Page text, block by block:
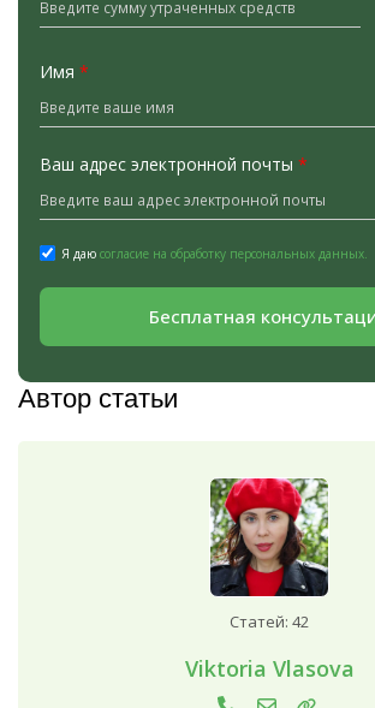
Имя *
Ваш адрес электронной почты *
Я даю согласие на обработку персональных данных.
Бесплатная
Автор статьи
Статей: 42
Viktoria Vlasova